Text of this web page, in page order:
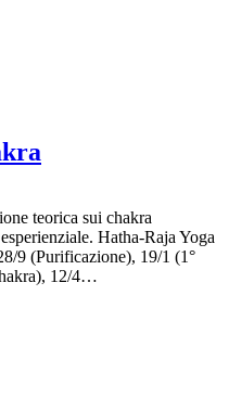
teorica sui chakra
Hatha-Raja Yoga
9 (Purificazione), 19/1 (1°
12/4…